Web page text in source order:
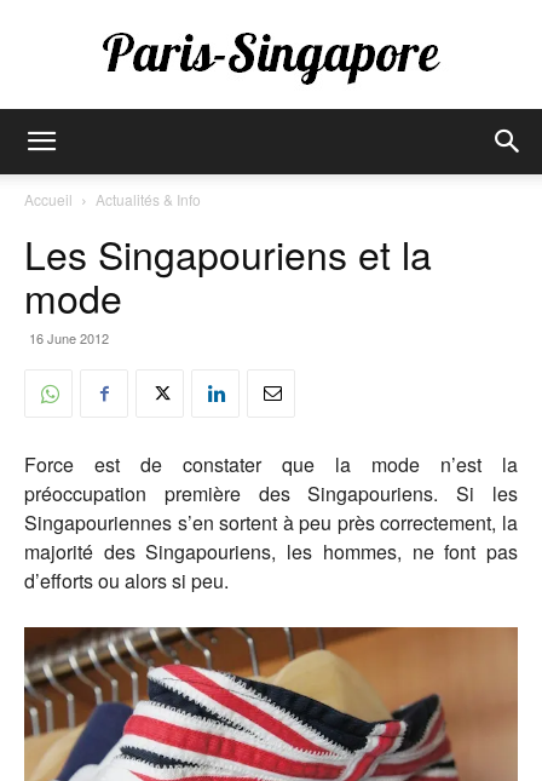
Singapore
Accueil Actualités & Info
Les Singapouriens et la
mode
16 June 2012
Force est de constater que la mode n’est la
préoccupation première des Singapouriens. Si les
Singapouriennes s’en sortent à peu près correctement, la
majorité des Singapouriens, les hommes, ne font pas
d’efforts ou alors si peu.